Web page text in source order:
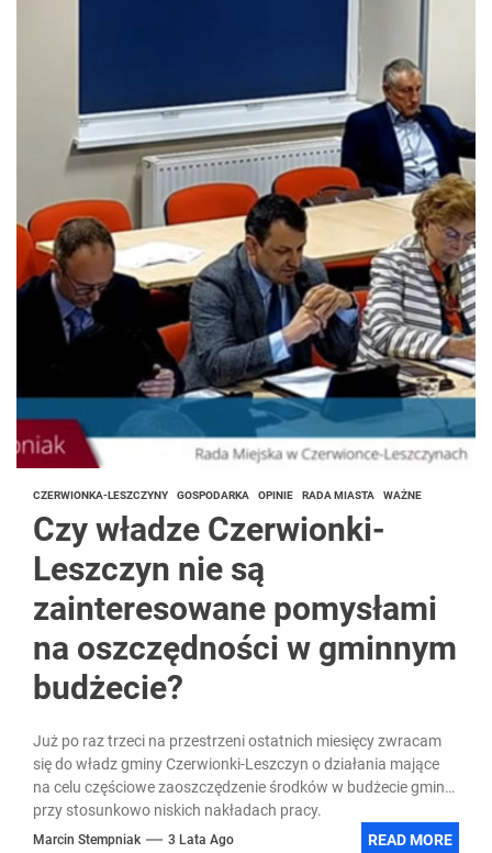
CZERWIONKA-LESZCZYNY GOSPODARKA OPINIE RADA MIASTA WAŻNE
Czy władze Czerwionki-
Leszczyn nie są
zainteresowane pomysłami
na oszczędności w gminnym
budżecie?
Już po raz trzeci na przestrzeni ostatnich miesięcy zwracam
się do władz gminy Czerwionki-Leszczyn o działania mające
na celu częściowe zaoszczędzenie środków w budżecie gminy
przy stosunkowo niskich nakładach pracy.
Marcin Stempniak 3 Lata Ago READ MORE